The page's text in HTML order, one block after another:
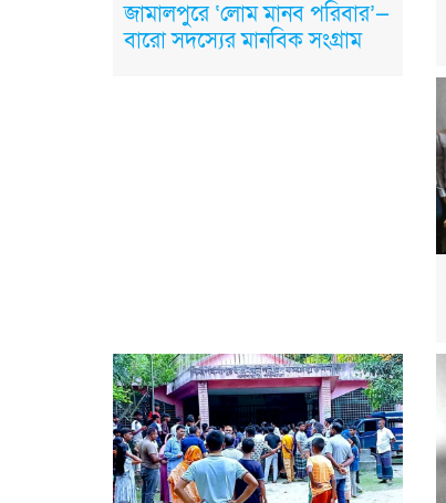
জামালপুরে ‘লোম মানব পরিবার’—
বারো সদস্যের মানবিক সংগ্রাম